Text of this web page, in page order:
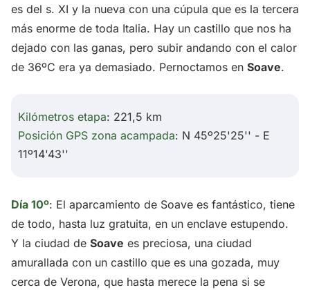
es del s. XI y la nueva con una cúpula que es la tercera
más enorme de toda Italia. Hay un castillo que nos ha
dejado con las ganas, pero subir andando con el calor
de 36ºC era ya demasiado. Pernoctamos en Soave.
Kilómetros etapa: 221,5 km
Posición GPS zona acampada: N 45º25'25'' - E
11º14'43''
Día 10º: El aparcamiento de Soave es fantástico, tiene
de todo, hasta luz gratuita, en un enclave estupendo.
Y la ciudad de Soave es preciosa, una ciudad
amurallada con un castillo que es una gozada, muy
cerca de Verona, que hasta merece la pena si se